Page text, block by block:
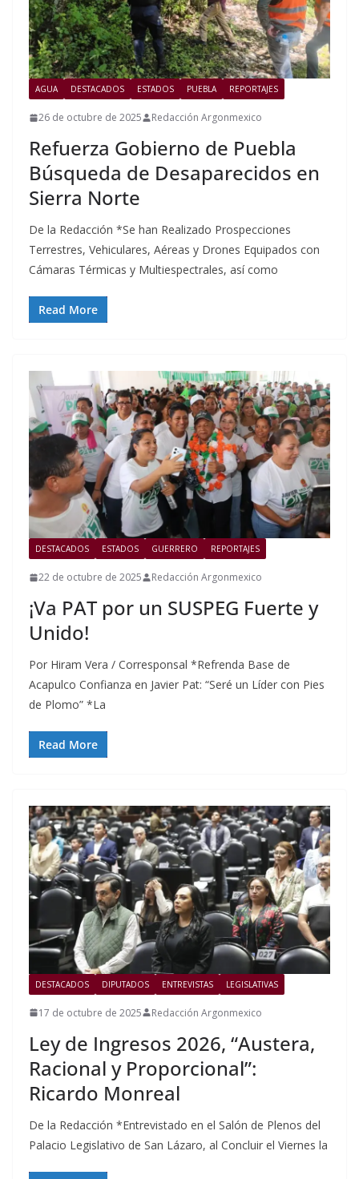
AGUA DESTACADOS ESTADOS PUEBLA REPORTAJES
26 de octubre de 2025 Redacción Argonmexico
Refuerza Gobierno de Puebla
Búsqueda de Desaparecidos en
Sierra Norte
De la Redacción *Se han Realizado Prospecciones
Terrestres, Vehiculares, Aéreas y Drones Equipados con
Cámaras Térmicas y Multiespectrales, así como
Read More
DESTACADOS ESTADOS GUERRERO REPORTAJES
22 de octubre de 2025 Redacción Argonmexico
¡Va PAT por un SUSPEG Fuerte y
Unido!
Por Hiram Vera / Corresponsal *Refrenda Base de
Acapulco Confianza en Javier Pat: “Seré un Líder con Pies
de Plomo” *La
Read More
DESTACADOS DIPUTADOS ENTREVISTAS LEGISLATIVAS
17 de octubre de 2025 Redacción Argonmexico
Ley de Ingresos 2026, “Austera,
Racional y Proporcional”:
Ricardo Monreal
De la Redacción *Entrevistado en el Salón de Plenos del
Palacio Legislativo de San Lázaro, al Concluir el Viernes la